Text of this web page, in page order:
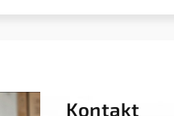
Kontakt